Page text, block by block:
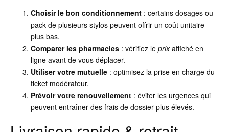
Choisir le bon conditionnement : certains dosages ou
pack de plusieurs stylos peuvent offrir un coût unitaire
plus bas.
Comparer les pharmacies : vérifiez le prixaffiché en
ligne avant de vous déplacer.
Utiliser votre mutuelle : optimisez la prise en charge du
ticket modérateur.
Prévoir votre renouvellement : éviter les urgences qui
peuvent entraîner des frais de dossier plus élevés.